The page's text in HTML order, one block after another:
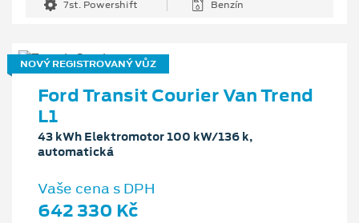
7st. Powershift
Benzín
NOVÝ REGISTROVANÝ VŮZ
Ford Transit Courier Van Trend
L1
43 kWh Elektromotor 100 kW/136 k,
automatická
Vaše cena s DPH
642 330 Kč